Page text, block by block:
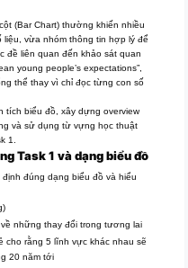
(Bar Chart) thường khiến nhiều
vừa nhóm thông tin hợp lý để
đề liên quan đến khảo sát quan
young people’s expectations”,
thể thay vì chỉ đọc từng con số
tích biểu đồ, xây dựng overview
và sử dụng từ vựng học thuật
1.
Task 1 và dạng biểu đồ
đúng dạng biểu đồ và hiểu
những thay đổi trong tương lai
cho rằng 5 lĩnh vực khác nhau sẽ
20 năm tới